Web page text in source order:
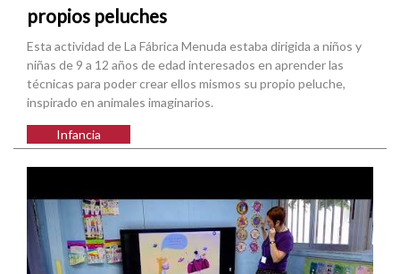
propios peluches
Esta actividad de La Fábrica Menuda estaba dirigida a niños y
niñas de 9 a 12 años de edad interesados en aprender las
técnicas para poder crear ellos mismos su propio peluche,
inspirado en animales imaginarios.
Infancia